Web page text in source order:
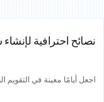
نصائح احترافية
اجعل أيامًا معينة في التقويم